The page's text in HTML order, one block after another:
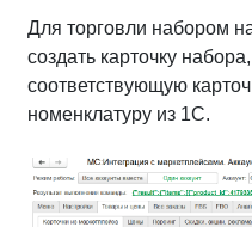
Для торговли набором
создать карточку
соответствующую
номенклатуру из 1С.